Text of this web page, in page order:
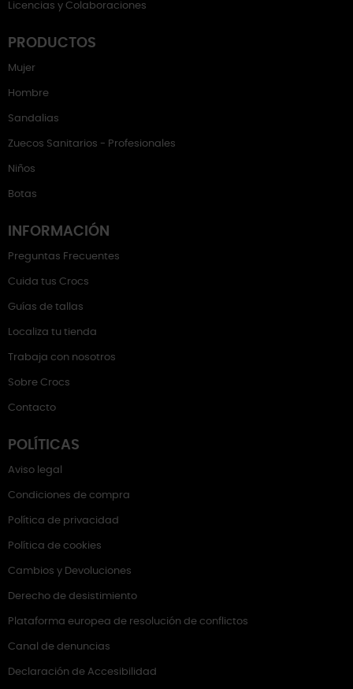
Licencias y Colaboraciones
PRODUCTOS
Mujer
Hombre
Sandalias
Zuecos Sanitarios - Profesionales
Niños
Botas
INFORMACIÓN
Preguntas Frecuentes
Cuida tus Crocs
Guías de tallas
Localiza tu tienda
Trabaja con nosotros
Sobre Crocs
Contacto
POLÍTICAS
Aviso legal
Condiciones de compra
Política de privacidad
Política de cookies
Cambios y Devoluciones
Derecho de desistimiento
Plataforma europea de resolución de conflictos
Canal de denuncias
Declaración de Accesibilidad